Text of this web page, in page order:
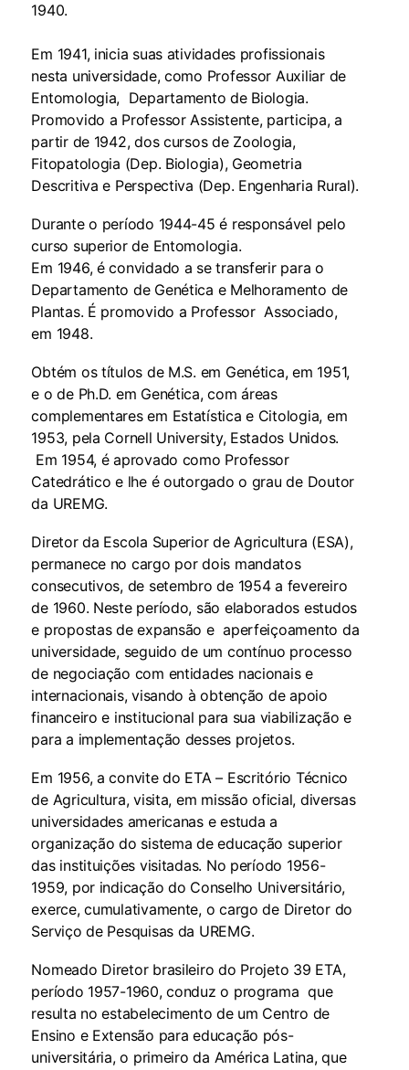
1940.
Em 1941, inicia suas atividades profissionais
nesta universidade, como Professor Auxiliar de
Entomologia, Departamento de Biologia.
Promovido a Professor Assistente, participa, a
partir de 1942, dos cursos de Zoologia,
Fitopatologia (Dep. Biologia), Geometria
Descritiva e Perspectiva (Dep. Engenharia Rural).
Durante o período 1944-45 é responsável pelo
curso superior de Entomologia.
Em 1946, é convidado a se transferir para o
Departamento de Genética e Melhoramento de
Plantas. É promovido a Professor Associado,
em 1948.
Obtém os títulos de M.S. em Genética, em 1951,
e o de Ph.D. em Genética, com áreas
complementares em Estatística e Citologia, em
1953, pela Cornell University, Estados Unidos.
Em 1954, é aprovado como Professor
Catedrático e lhe é outorgado o grau de Doutor
da UREMG.
Diretor da Escola Superior de Agricultura (ESA),
permanece no cargo por dois mandatos
consecutivos, de setembro de 1954 a fevereiro
de 1960. Neste período, são elaborados estudos
e propostas de expansão e aperfeiçoamento da
universidade, seguido de um contínuo processo
de negociação com entidades nacionais e
internacionais, visando à obtenção de apoio
financeiro e institucional para sua viabilização e
para a implementação desses projetos.
Em 1956, a convite do ETA – Escritório Técnico
de Agricultura, visita, em missão oficial, diversas
universidades americanas e estuda a
organização do sistema de educação superior
das instituições visitadas. No período 1956-
1959, por indicação do Conselho Universitário,
exerce, cumulativamente, o cargo de Diretor do
Serviço de Pesquisas da UREMG.
Nomeado Diretor brasileiro do Projeto 39 ETA,
período 1957-1960, conduz o programa que
resulta no estabelecimento de um Centro de
Ensino e Extensão para educação pós-
universitária, o primeiro da América Latina, que